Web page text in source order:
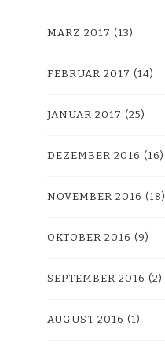
MÄRZ 2017 (13)
FEBRUAR 2017 (14)
JANUAR 2017 (25)
DEZEMBER 2016 (16)
NOVEMBER 2016 (18)
OKTOBER 2016 (9)
SEPTEMBER 2016 (2)
AUGUST 2016 (1)